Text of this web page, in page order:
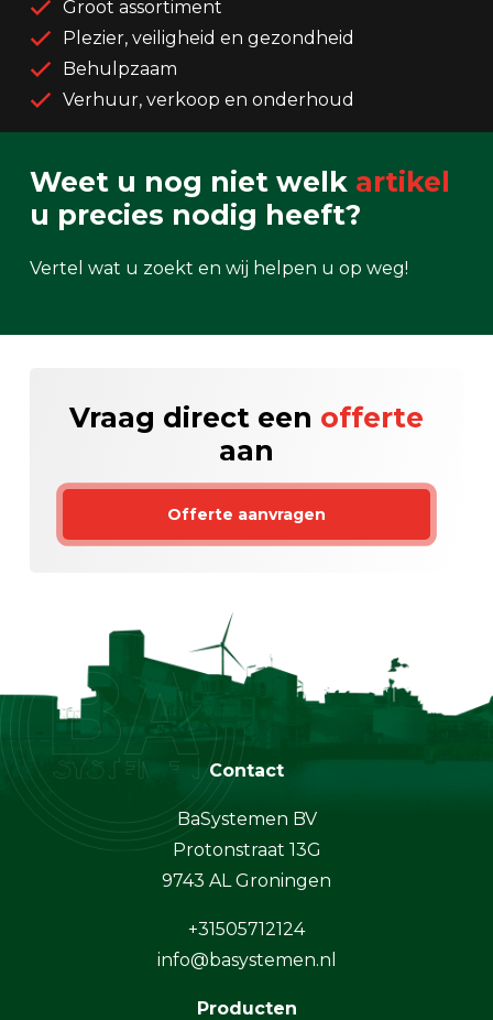
Groot assortiment
Plezier, veiligheid en gezondheid
Behulpzaam
Verhuur, verkoop en onderhoud
Weet u nog niet welk artikel
u precies nodig heeft?
Vertel wat u zoekt en wij helpen u op weg!
Vraag direct een offerte
aan
Offerte aanvragen
Contact
BaSystemen BV
Protonstraat 13G
9743 AL Groningen
+31505712124
info@basystemen.nl
Producten